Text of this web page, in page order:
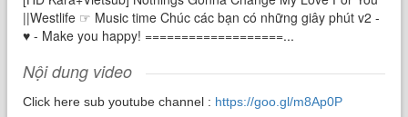
||Westlife ☞ Music time Chúc các bạn có những giây phút v2 -
♥ - Make you happy! ===================...
Nội dung video
Click here sub youtube channel : https://goo.gl/m8Ap0P